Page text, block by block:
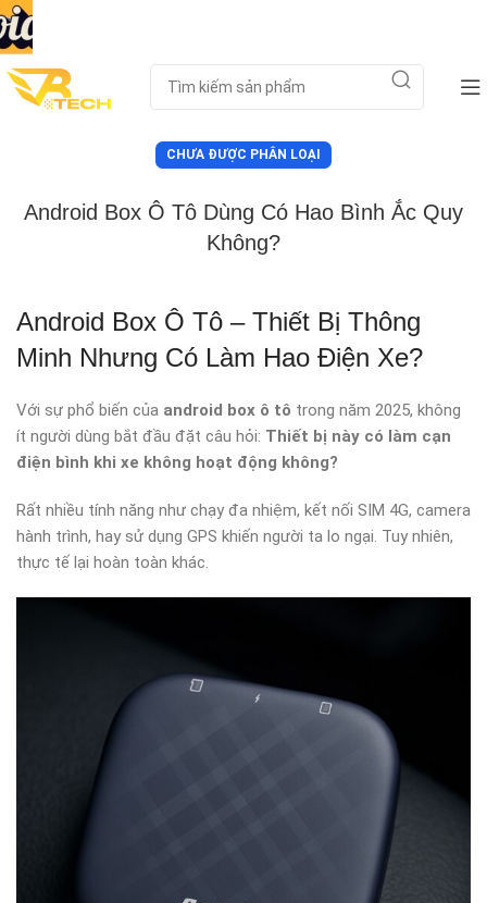
CHƯA ĐƯỢC PHÂN LOẠI
Android Box Ô Tô Dùng Có Hao Bình Ắc Quy
Không?
Android Box Ô Tô – Thiết Bị Thông
Minh Nhưng Có Làm Hao Điện Xe?
Với sự phổ biến của android box ô tô trong năm 2025, không
ít người dùng bắt đầu đặt câu hỏi: Thiết bị này có làm cạn
điện bình khi xe không hoạt động không?
Rất nhiều tính năng như chạy đa nhiệm, kết nối SIM 4G, camera
hành trình, hay sử dụng GPS khiến người ta lo ngại. Tuy nhiên,
thực tế lại hoàn toàn khác.